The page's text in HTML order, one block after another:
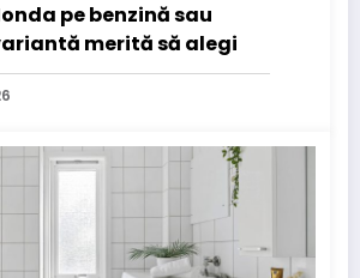
pe benzină sau
merită să alegi